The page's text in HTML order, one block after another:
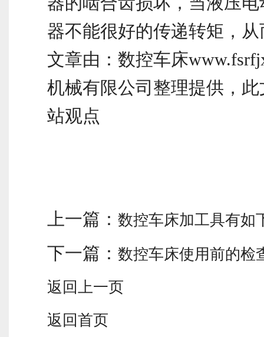
器不能很好的传递转矩，
文章由：数控车床
机械有限公司整理提供，
站观点
上一篇： 数控车床加工具有如
下一篇： 数控车床使用前的检
返回上一页
返回首页